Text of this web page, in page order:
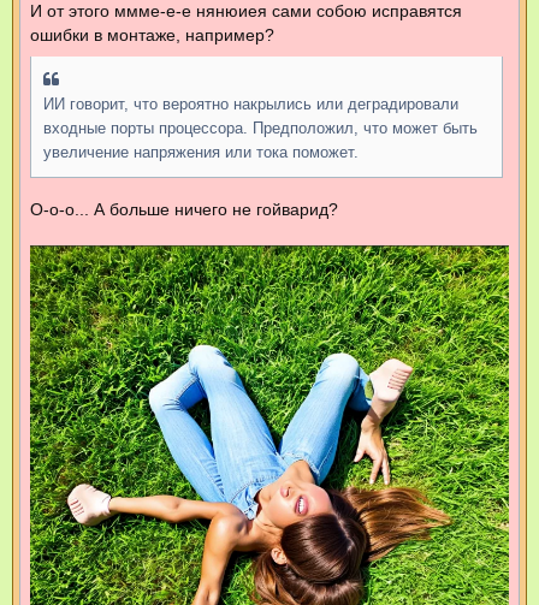
И от этого ммме-е-е нянюиея сами собою исправятся
ошибки в монтаже, например?
ИИ говорит, что вероятно накрылись или деградировали
входные порты процессора. Предположил, что может быть
увеличение напряжения или тока поможет.
О-о-о... А больше ничего не гойварид?